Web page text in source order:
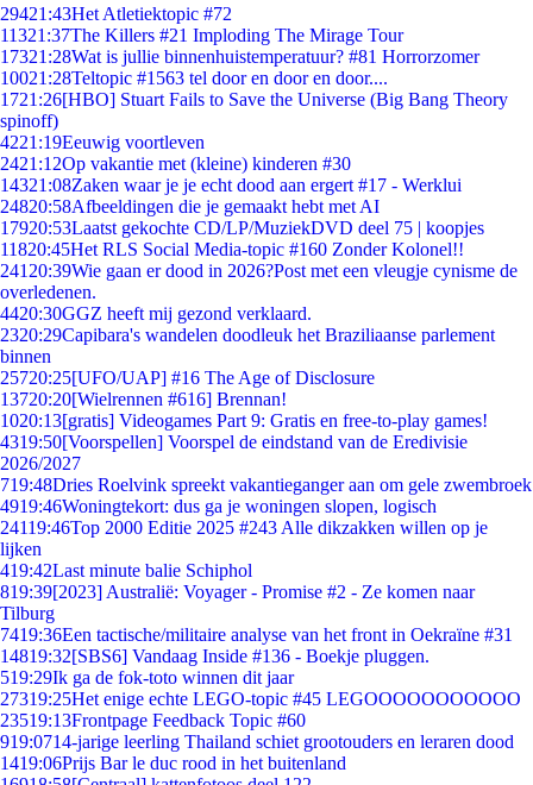
29421:43Het Atletiektopic #72
11321:37The Killers #21 Imploding The Mirage Tour
17321:28Wat is jullie binnenhuistemperatuur? #81 Horrorzomer
10021:28Teltopic #1563 tel door en door en door....
1721:26[HBO] Stuart Fails to Save the Universe (Big Bang Theory
spinoff)
4221:19Eeuwig voortleven
2421:12Op vakantie met (kleine) kinderen #30
14321:08Zaken waar je je echt dood aan ergert #17 - Werklui
24820:58Afbeeldingen die je gemaakt hebt met AI
17920:53Laatst gekochte CD/LP/MuziekDVD deel 75 | koopjes
11820:45Het RLS Social Media-topic #160 Zonder Kolonel!!
241 20:39Wie gaan er dood in 2026?Post met een vleugje cynisme de
overledenen.
4420:30GGZ heeft mij gezond verklaard.
2320:29Capibara's wandelen doodleuk het Braziliaanse parlement
binnen
25720:25[UFO/UAP] #16 The Age of Disclosure
13720:20[Wielrennen #616] Brennan!
1020:13[gratis] Videogames Part 9: Gratis en free-to-play games!
4319:50[Voorspellen] Voorspel de eindstand van de Eredivisie
2026/2027
719:48Dries Roelvink spreekt vakantieganger aan om gele zwembroek
4919:46Woningtekort: dus ga je woningen slopen, logisch
24119:46Top 2000 Editie 2025 #243 Alle dikzakken willen op je
lijken
419:42Last minute balie Schiphol
819:39[2023] Australië: Voyager - Promise #2 - Ze komen naar
Tilburg
7419:36Een tactische/militaire analyse van het front in Oekraïne #31
14819:32[SBS6] Vandaag Inside #136 - Boekje pluggen.
519:29Ik ga de fok-toto winnen dit jaar
27319:25Het enige echte LEGO-topic #45 LEGOOOOOOOOOOO
23519:13Frontpage Feedback Topic #60
919:0714-jarige leerling Thailand schiet grootouders en leraren dood
1419:06Prijs Bar le duc rood in het buitenland